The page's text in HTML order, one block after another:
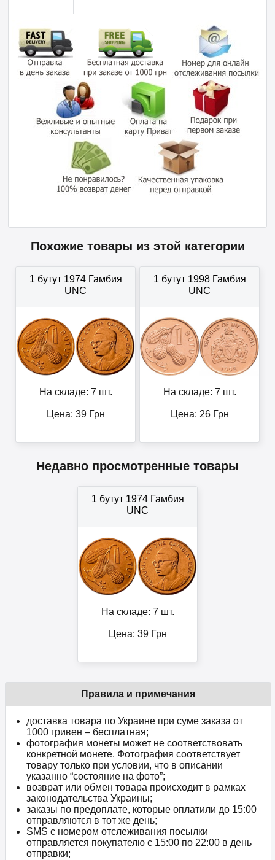
Похожие товары из этой категории
1 бутут 1974 Гамбия
UNC
На складе: 7 шт.
Цена: 39Грн
1 бутут 1998 Гамбия
UNC
На складе: 7 шт.
Цена: 26Грн
Недавно просмотренные товары
1 бутут 1974 Гамбия
UNC
На складе: 7 шт.
Цена: 39Грн
Правила и примечания
доставка товара по Украине при суме заказа от
1000 гривен – бесплатная;
фотография монеты может не соответствовать
конкретной монете. Фотография соответствует
товару только при условии, что в описании
указанно “состояние на фото”;
возврат или обмен товара происходит в рамках
законодательства Украины;
заказы по предоплате, которые оплатили до 15:00
отправляются в тот же день;
SMS с номером отслеживания посылки
отправляется покупателю с 15:00 по 22:00 в день
отправки;